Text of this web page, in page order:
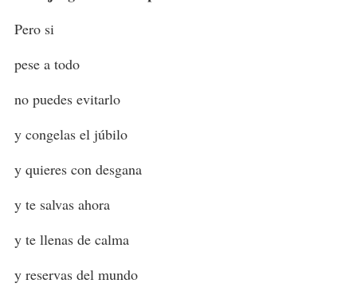
Pero si
pese a todo
no puedes evitarlo
y congelas el júbilo
y quieres con desgana
y te salvas ahora
y te llenas de calma
y reservas del mundo